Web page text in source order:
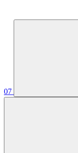
07